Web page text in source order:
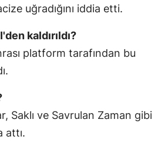
uğradığını iddia etti.
kaldırıldı?
platform tarafından bu
Saklı ve Savrulan Zaman gibi
attı.